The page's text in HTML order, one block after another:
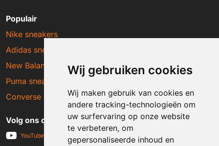
Wij gebruiken cookies
Wij maken gebruik van cookies en
andere tracking-technologieën om
uw surfervaring op onze website
te verbeteren, om
gepersonaliseerde inhoud en
Populair
Nike sneakers
Adidas sneakers
New Balance sneakers
Puma sneakers
Converse sneakers
Volg ons op social media
YouTube